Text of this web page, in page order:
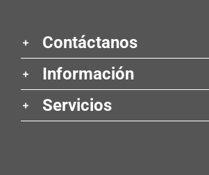
Contáctanos
Información
Servicios